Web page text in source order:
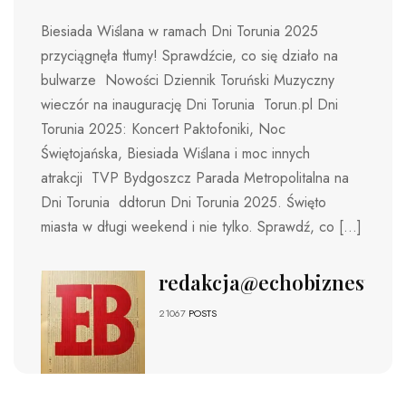
Biesiada Wiślana w ramach Dni Torunia 2025
przyciągnęła tłumy! Sprawdźcie, co się działo na
bulwarze Nowości Dziennik Toruński Muzyczny
wieczór na inaugurację Dni Torunia Torun.pl Dni
Torunia 2025: Koncert Paktofoniki, Noc
Świętojańska, Biesiada Wiślana i moc innych
atrakcji TVP Bydgoszcz Parada Metropolitalna na
Dni Torunia ddtorun Dni Torunia 2025. Święto
miasta w długi weekend i nie tylko. Sprawdź, co […]
redakcja@echobiznesu.pl
21067 POSTS